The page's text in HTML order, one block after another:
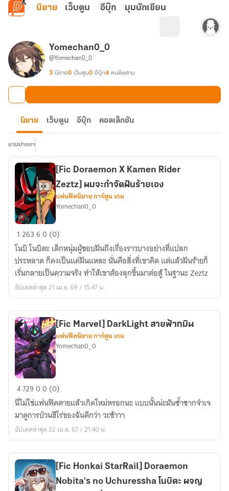
ข้ามไปยังเนื้อหาหลัก
นิยาย เว็บตูน อีบุ๊ก มุมนักเขียน
Yomechan0_0
@Yomechan0_0
3 นิยาย0 เว็บตูน0 อีบุ๊ก4 คนติดตาม
นิยาย เว็บตูน อีบุ๊ก คอลเล็กชัน
นามปากกา
[Fic
Doraemon
X
Kamen
Rider
Zeztz]
จะ
กำจัด
ฝัน
ร้าย
เอง
[Fic Doraemon X Kamen Rider
Zeztz] ผมจะกำจัดฝันร้ายเอง
แฟนฟิคนิยาย การ์ตูน เกม
Yomechan0_0
126360 (0)
โนบิ โนบิตะ เด็กหนุ่มผู้ชอบฝันถึงเรื่องราวบางอย่างที่แปลก
ประหลาด ก็คงเป็นแค่ฝันแหละ นั่นคือสิ่งที่เขาคิด แต่แล้วฝันร้ายก็
เริ่มกลายเป็นความจริง ทำให้เขาต้องลุกขึ้นมาต่อสู้ ในฐานะ Zeztz
อัปเดตล่าสุด 21 เม.ย. 69 / 15:47 น.
[Fic
Marvel]
DarkLight
สายฟ้า
ทมิฬ
[Fic Marvel] DarkLight สายฟ้าทมิฬ
แฟนฟิคนิยาย การ์ตูน เกม
Yomechan0_0
472900 (0)
นี่ไม่ใช่แฟนฟิคตายแล้วเกิดใหม่หรอกนะ แบบนั้นน่ะมันซ้ำซากจำเจ
มาดูการป่วนฮีโร่ของฉันดีกว่า วะช้าาา
อัปเดตล่าสุด 22 เม.ย. 67 / 21:40 น.
[Fic Honkai StarRail] Doraemon
Nobita's no Uchuressha โนบิตะ ผจญ